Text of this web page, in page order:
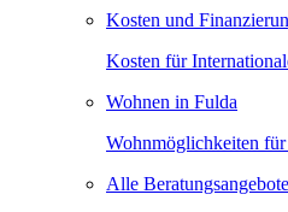
Kosten und
Kosten für
Wohnen in Fulda
Wohnmöglichkeiten für
Alle Beratungsangebote